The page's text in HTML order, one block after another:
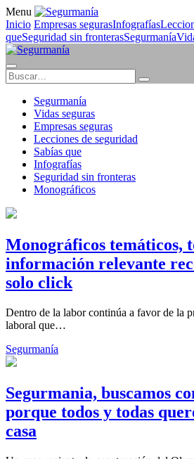
Menu
Inicio Empresas segurasInfografías
queSeguridad sin fronterasSegurmanía
Segurmanía
Vidas seguras
Empresas seguras
Lecciones de seguridad
Sabías que
Infografías
Seguridad sin fronteras
Monográficos
Monográficos temáticos,
información relevante
solo click
Dentro de la labor continúa a favor de la
laboral que…
Segurmanía
Segurmania, buscamos
porque todos y todas
casa